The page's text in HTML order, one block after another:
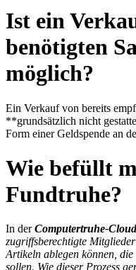
Ist ein
benötigten
möglich?
Ein Verkauf von bereits
**grundsätzlich nicht
Form einer Geldspende an
Wie befüllt
Fundtruhe?
In derComputertruhe-Cloud
zugriffsberechtigte
Artikeln ablegen können,
sollen. Wie dieser Prozess